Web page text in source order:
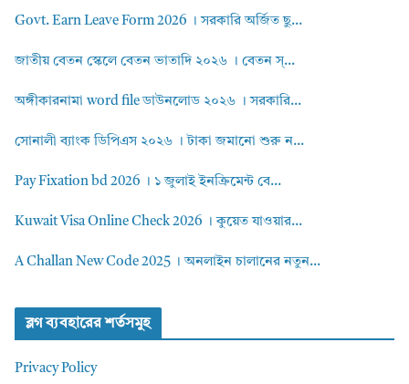
Govt. Earn Leave Form 2026 । সরকারি অর্জিত ছু...
জাতীয় বেতন স্কেলে বেতন ভাতাদি ২০২৬ । বেতন স্...
অঙ্গীকারনামা word file ডাউনলোড ২০২৬ । সরকারি...
সোনালী ব্যাংক ডিপিএস ২০২৬ । টাকা জমানো শুরু ন...
Pay Fixation bd 2026 । ১ জুলাই ইনক্রিমেন্ট বে...
Kuwait Visa Online Check 2026 । কুয়েত যাওয়ার...
A Challan New Code 2025 । অনলাইন চালানের নতুন...
ব্লগ ব্যবহারের শর্তসমুহ
Privacy Policy